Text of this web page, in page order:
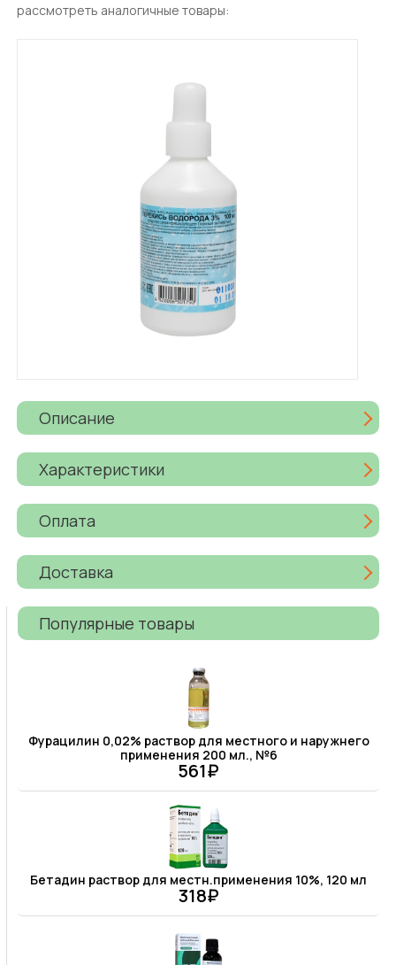
рассмотреть аналогичные товары:
Описание
Характеристики
Оплата
Доставка
Популярные товары
Фурацилин 0,02% раствор для местного и наружнего
применения 200 мл., №6
561₽
Бетадин раствор для местн.применения 10%, 120 мл
318₽